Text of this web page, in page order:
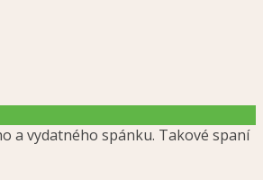
a vydatného spánku. Takové spaní